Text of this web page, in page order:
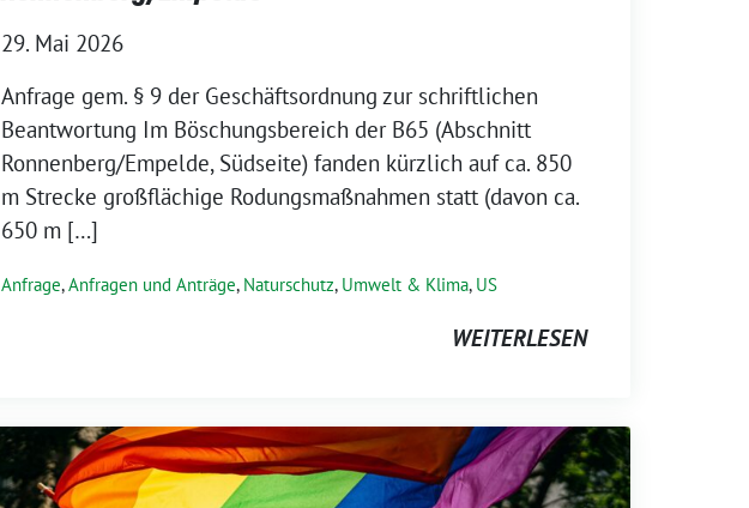
29. Mai 2026
Anfrage gem. § 9 der Geschäftsordnung zur schriftlichen
Beantwortung Im Böschungsbereich der B65 (Abschnitt
Ronnenberg/Empelde, Südseite) fanden kürzlich auf ca. 850
m Strecke großflächige Rodungsmaßnahmen statt (davon ca.
650 m […]
Anfrage,Anfragen und Anträge, Naturschutz, Umwelt & Klima, US
WEITERLESEN